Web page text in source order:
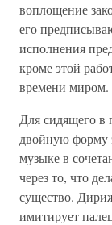
воплощение
его
исполнения
кроме этой
времени миром.
Для сидящего в
двойную форму
музыке в
через то, что
существо.
имитирует